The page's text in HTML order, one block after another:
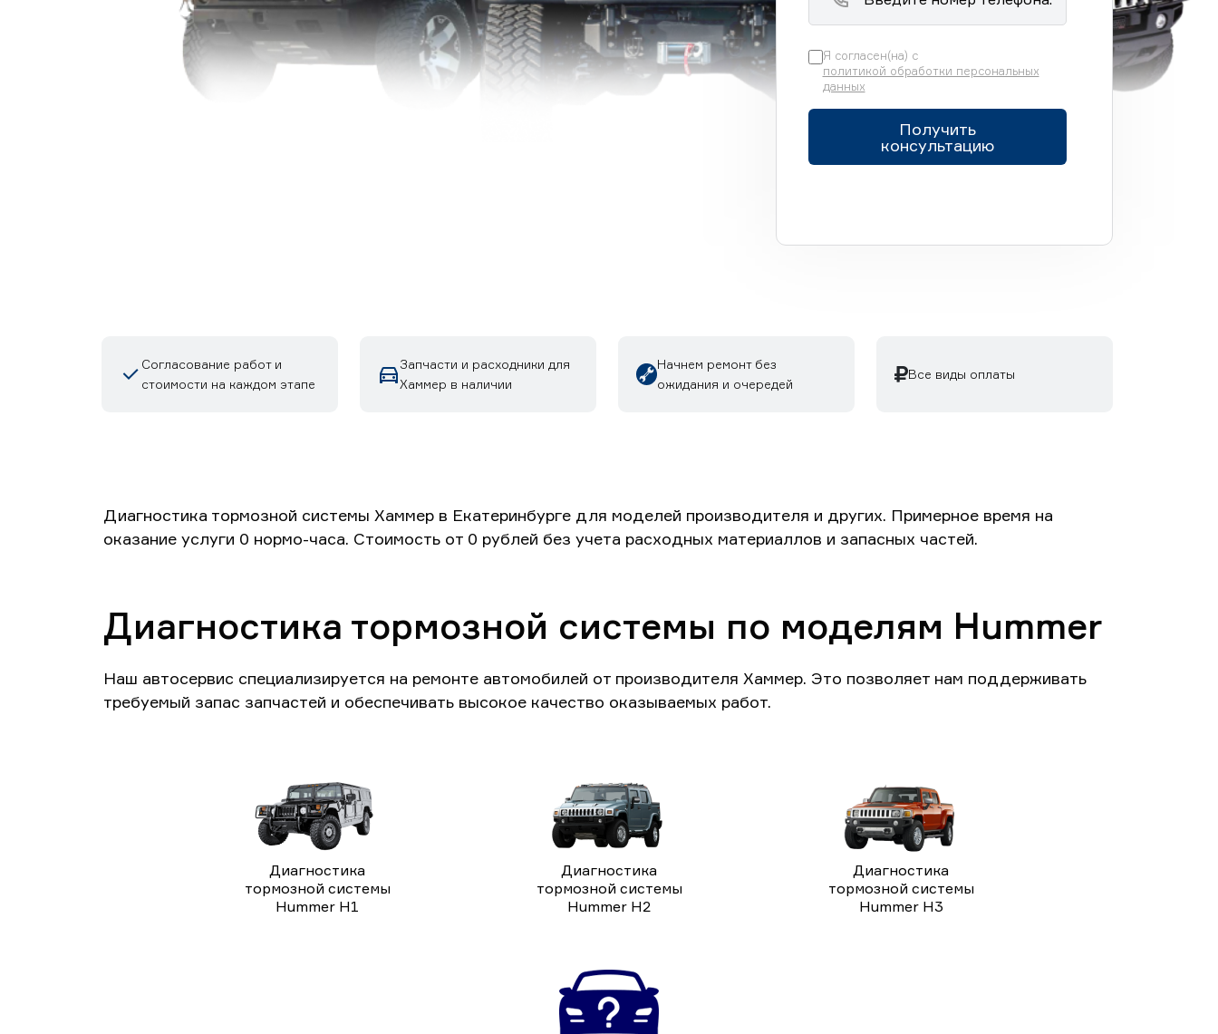
Я согласен(на) с
политикой обработки персональных
данных
Получить
консультацию
Согласование работ и
стоимости на каждом этапе
Запчасти и расходники для
Хаммер в наличии
Начнем ремонт без
ожидания и очередей
Все виды оплаты
Диагностика тормозной системы Хаммер в Екатеринбурге для моделей производителя и других. Примерное время на
оказание услуги 0 нормо-часа. Стоимость от 0 рублей без учета расходных материаллов и запасных частей.
Диагностика тормозной системы по моделям Hummer
Наш автосервис специализируется на ремонте автомобилей от производителя Хаммер. Это позволяет нам поддерживать
требуемый запас запчастей и обеспечивать высокое качество оказываемых работ.
Диагностика
тормозной системы
Hummer H1
Диагностика
тормозной системы
Hummer H2
Диагностика
тормозной системы
Hummer H3